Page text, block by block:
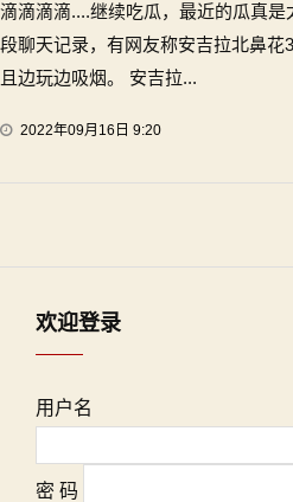
滴滴滴滴....继续吃瓜，最近的瓜真
段聊天记录，有网友称安吉拉北鼻花
且边玩边吸烟。 安吉拉...
2022年09月16日 9:20
欢迎登录
用户名
密 码